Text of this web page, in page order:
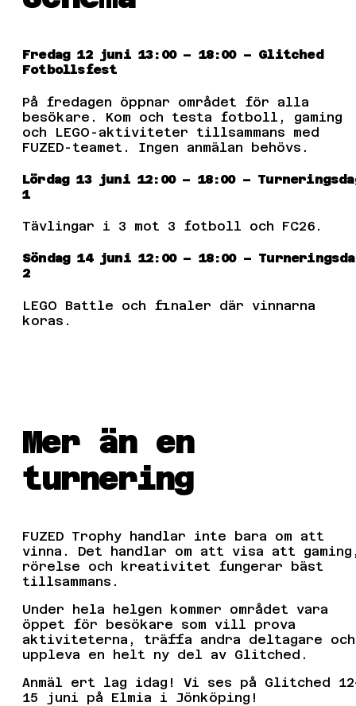
Fredag 12 juni 13:00 – 18:00 – Glitched
Fotbollsfest
På fredagen öppnar området för alla
besökare. Kom och testa fotboll, gaming
och LEGO-aktiviteter tillsammans med
FUZED-teamet. Ingen anmälan behövs.
Lördag 13 juni 12:00 – 18:00 –
1
Tävlingar i 3 mot 3 fotboll och FC26.
Söndag 14 juni 12:00 – 18:00 –
2
LEGO Battle och finaler där vinnarna
koras.
Mer än en
turnering
FUZED Trophy handlar inte bara om att
vinna. Det handlar om att visa att
rörelse och kreativitet fungerar bäst
tillsammans.
Under hela helgen kommer området vara
öppet för besökare som vill prova
aktiviteterna, träffa andra deltagare och
uppleva en helt ny del av Glitched.
Anmäl ert lag idag! Vi ses på Glitched
15 juni på Elmia i Jönköping!